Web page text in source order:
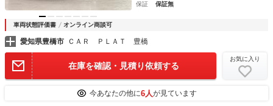
保証
保証無
車両状態評価書 オンライン商談可
愛知県豊橋市 ＣＡＲ ＰＬＡＴ 豊橋
在庫を確認・見積り依頼する
お気に入り
今あなたの他に6人が見ています